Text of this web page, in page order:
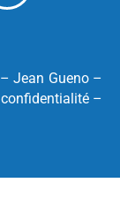
–Jean Gueno–
–